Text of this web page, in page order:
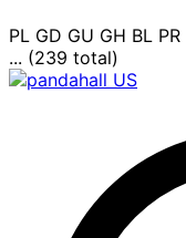
PL GD GU GH BL PR
... (239 total)